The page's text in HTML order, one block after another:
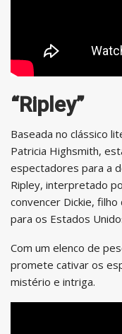
“Ripley”
Baseada no clássico
Patricia Highsmith,
espectadores para a
Ripley, interpretado
convencer Dickie,
para os Estados
Com um elenco de
promete cativar os
mistério e intriga.